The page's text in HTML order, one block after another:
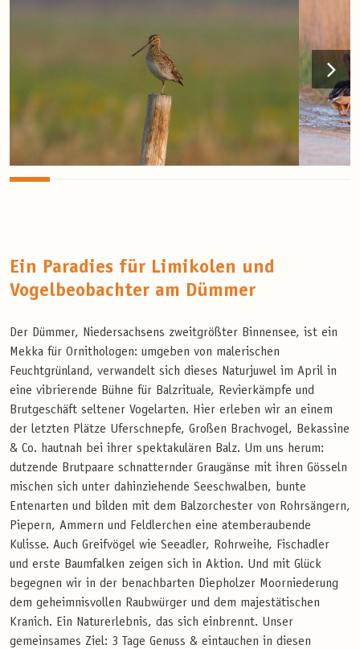
Ein Paradies für Limikolen und
Vogelbeobachter am Dümmer
Der Dümmer, Niedersachsens zweitgrößter Binnensee, ist ein
Mekka für Ornithologen: umgeben von malerischen
Feuchtgrünland, verwandelt sich dieses Naturjuwel im April in
eine vibrierende Bühne für Balzrituale, Revierkämpfe und
Brutgeschäft seltener Vogelarten. Hier erleben wir an einem
der letzten Plätze Uferschnepfe, Großen Brachvogel, Bekassine
& Co. hautnah bei ihrer spektakulären Balz. Um uns herum:
dutzende Brutpaare schnatternder Graugänse mit ihren Gösseln
mischen sich unter dahinziehende Seeschwalben, bunte
Entenarten und bilden mit dem Balzorchester von Rohrsängern,
Piepern, Ammern und Feldlerchen eine atemberaubende
Kulisse. Auch Greifvögel wie Seeadler, Rohrweihe, Fischadler
und erste Baumfalken zeigen sich in Aktion. Und mit Glück
begegnen wir in der benachbarten Diepholzer Moorniederung
dem geheimnisvollen Raubwürger und dem majestätischen
Kranich. Ein Naturerlebnis, das sich einbrennt. Unser
gemeinsames Ziel: 3 Tage Genuss & eintauchen in diesen